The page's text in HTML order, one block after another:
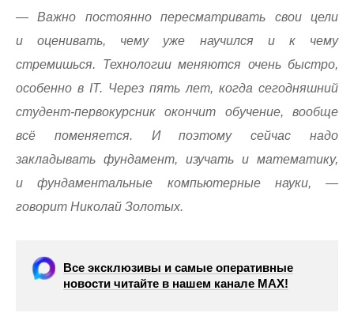
— Важно постоянно пересматривать свои цели
и оценивать, чему уже научился и к чему
стремишься. Технологии меняются очень быстро,
особенно в IT. Через пять лет, когда сегодняшний
студент-первокурсник окончит обучение, вообще
всё поменяется. И поэтому сейчас надо
закладывать фундамент, изучать и математику,
и фундаментальные компьютерные науки, —
говорит Николай Золотых.
Все эксклюзивы и самые оперативные
новости читайте в нашем канале МАХ!